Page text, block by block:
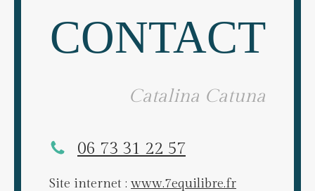
CONTACT
Catalina Catuna
06 73 31 22 57
Site internet : www.7equilibre.fr